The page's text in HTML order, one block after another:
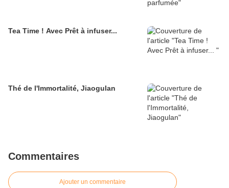
Tea Time ! Avec Prêt à infuser...
Thé de l'Immortalité, Jiaogulan
Commentaires
Ajouter un commentaire